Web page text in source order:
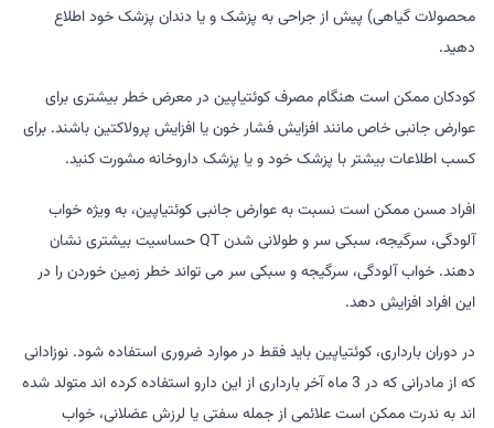
محصولات گیاهی) پیش از جراحی به پزشک و یا دندان پزشک خود اطلاع
دهید.
کودکان ممکن است هنگام مصرف کوئتیاپین در معرض خطر بیشتری برای
عوارض جانبی خاص مانند افزایش فشار خون یا افزایش پرولاکتین باشند. برای
کسب اطلاعات بیشتر با پزشک خود و یا پزشک داروخانه مشورت کنید.
افراد مسن ممکن است نسبت به عوارض جانبی کوئتیاپین، به ویژه خواب
آلودگی، سرگیجه، سبکی سر و طولانی شدن QT حساسیت بیشتری نشان
دهند. خواب آلودگی، سرگیجه و سبکی سر می تواند خطر زمین خوردن را در
این افراد افزایش دهد.
در دوران بارداری، کوئتیاپین باید فقط در موارد ضروری استفاده شود. نوزادانی
که از مادرانی که در 3 ماه آخر بارداری از این دارو استفاده کرده اند متولد شده
اند به ندرت ممکن است علائمی از جمله سفتی یا لرزش عضلانی، خواب